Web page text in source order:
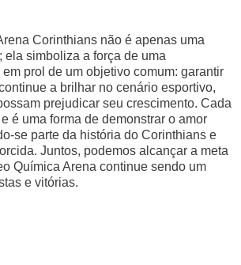
Corinthians não é apenas uma
ela simboliza a força de uma
prol de um objetivo comum: garantir
a brilhar no cenário esportivo,
prejudicar seu crescimento. Cada
é uma forma de demonstrar o amor
se parte da história do Corinthians e
Juntos, podemos alcançar a meta
Química Arena continue sendo um
e vitórias.